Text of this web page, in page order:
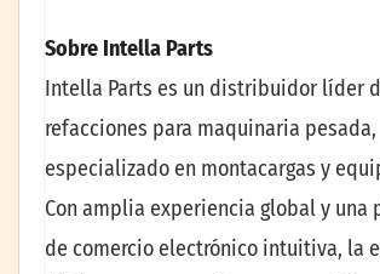
Sobre Intella Parts
Intella Parts es un distribuidor líder
refacciones para maquinaria pesada,
especializado en montacargas y
Con amplia experiencia global y una
de comercio electrónico intuitiva, la